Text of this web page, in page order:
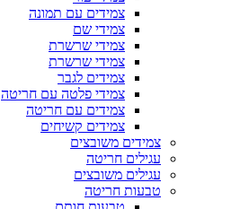
צמידים עם תמונה
צמידי שם
צמידי שרשרת
צמידי שרשרת
צמידים לגבר
צמידי פלטה עם חריטה
צמידים עם חריטה
צמידים קשיחים
צמידים משובצים
עגילים חריטה
עגילים משובצים
טבעות חריטה